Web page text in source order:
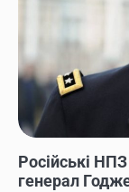
Російські
генерал